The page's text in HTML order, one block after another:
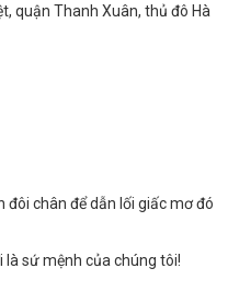
quận Thanh Xuân, thủ đô Hà
đôi chân để dẫn lối giấc mơ đó
sứ mệnh của chúng tôi!